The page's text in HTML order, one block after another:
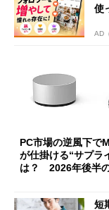
使
AD
PC市場の逆風下で
が仕掛ける“サプラ
は？ 2026年後半
短